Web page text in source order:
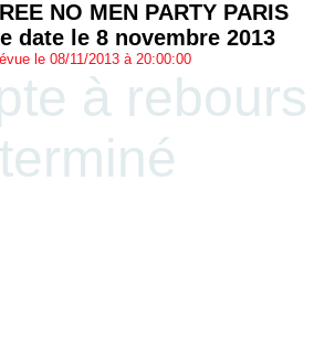
NO MEN PARTY PARIS
date le 8 novembre 2013
le 08/11/2013 à 20:00:00
à rebours
terminé